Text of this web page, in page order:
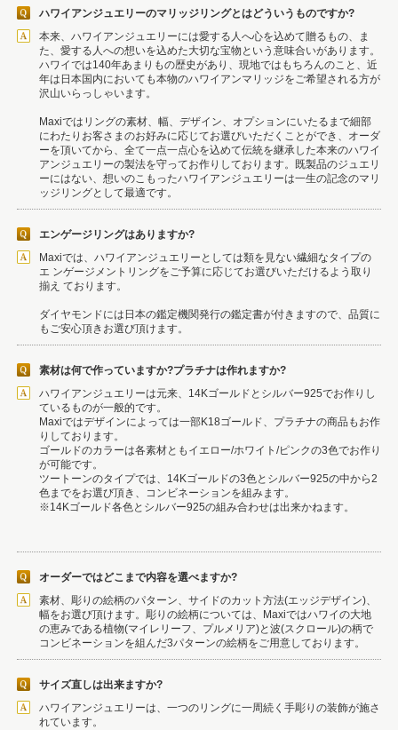
ハワイアンジュエリーのマリッジリングとはどういうものですか?
本来、ハワイアンジュエリーには愛する人へ心を込めて贈るもの、ま
た、愛する人への想いを込めた大切な宝物という意味合いがあります。
ハワイでは140年あまりもの歴史があり、現地ではもちろんのこと、近
年は日本国内においても本物のハワイアンマリッジをご希望される方が
沢山いらっしゃいます。
Maxiではリングの素材、幅、デザイン、オプションにいたるまで細部
にわたりお客さまのお好みに応じてお選びいただくことができ、オーダ
ーを頂いてから、全て一点一点心を込めて伝統を継承した本来のハワイ
アンジュエリーの製法を守ってお作りしております。既製品のジュエリ
ーにはない、想いのこもったハワイアンジュエリーは一生の記念のマリ
ッジリングとして最適です。
エンゲージリングはありますか?
Maxiでは、ハワイアンジュエリーとしては類を見ない繊細なタイプの
エ ンゲージメントリングをご予算に応じてお選びいただけるよう取り
揃え ております。
ダイヤモンドには日本の鑑定機関発行の鑑定書が付きますので、品質に
もご安心頂きお選び頂けます。
素材は何で作っていますか?プラチナは作れますか?
ハワイアンジュエリーは元来、14Kゴールドとシルバー925でお作りし
ているものが一般的です。
Maxiではデザインによっては一部K18ゴールド、プラチナの商品もお作
りしております。
ゴールドのカラーは各素材ともイエロー/ホワイト/ピンクの3色でお作り
が可能です。
ツートーンのタイプでは、14Kゴールドの3色とシルバー925の中から2
色までをお選び頂き、コンビネーションを組みます。
※14Kゴールド各色とシルバー925の組み合わせは出来かねます。
オーダーではどこまで内容を選べますか?
素材、彫りの絵柄のパターン、サイドのカット方法(エッジデザイン)、
幅をお選び頂けます。彫りの絵柄については、Maxiではハワイの大地
の恵みである植物(マイレリーフ、プルメリア)と波(スクロール)の柄で
コンビネーションを組んだ3パターンの絵柄をご用意しております。
サイズ直しは出来ますか?
ハワイアンジュエリーは、一つのリングに一周続く手彫りの装飾が施さ
れています。